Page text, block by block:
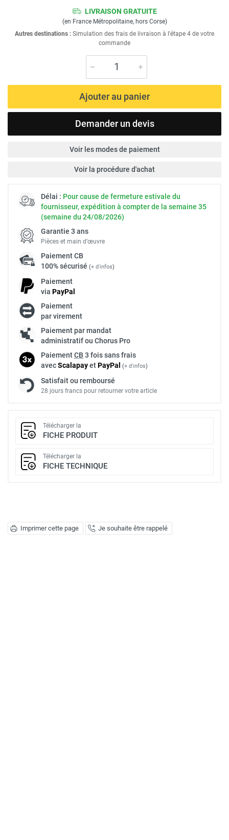
Imprimer cette page Je souhaite être rappelé
LIVRAISON GRATUITE
(en France Métropolitaine, hors Corse)
Autres destinations : Simulation des frais de livraison à l'étape 4 de votre
commande
Ajouter au panier
Demander un devis
Voir les modes de paiement
Voir la procédure d'achat
Délai : Pour cause de fermeture estivale du
fournisseur, expédition à compter de la semaine 35
(semaine du 24/08/2026)
Garantie 3 ans
Pièces et main d’œuvre
PaiementCB
100% sécurisé (+ d'infos)
Paiement
via PayPal
Paiement
par virement
Paiement par mandat
administratif ou Chorus Pro
PaiementCB 3 fois sans frais
avecScalapayetPayPal (+ d'infos)
Satisfait ou remboursé
28 jours francs pour retourner votre article
Télécharger la
FICHE PRODUIT
Télécharger la
FICHE TECHNIQUE